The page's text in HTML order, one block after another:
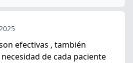
efectivas , también
de cada paciente